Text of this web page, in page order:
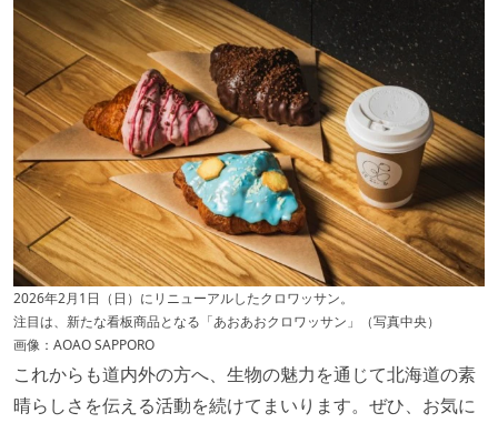
2026年2月1日（日）にリニューアルしたクロワッサン。
注目は、新たな看板商品となる「あおあおクロワッサン」（写真中央）
画像：AOAO SAPPORO
これからも道内外の方へ、生物の魅力を通じて北海道の素
晴らしさを伝える活動を続けてまいります。ぜひ、お気に